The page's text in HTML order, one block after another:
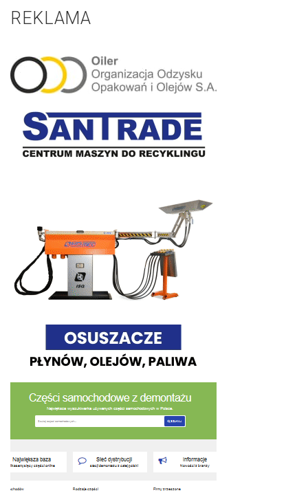
REKLAMA